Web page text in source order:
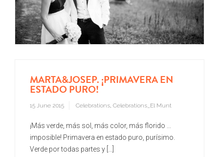
MARTA&JOSEP. ¡PRIMAVERA EN
ESTADO PURO!
15 June 2015 Celebrations, Celebrations_El Munt
¡Más verde, más sol, más color, más florido ...
imposible! Primavera en estado puro, purísimo.
Verde por todas partes y [...]